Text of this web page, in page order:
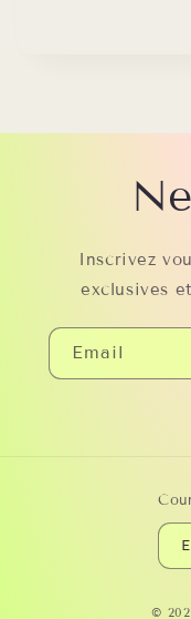
Inscrivez
exclusives
Email
©